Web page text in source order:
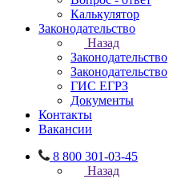
Калькулятор
Законодательство
Назад
Законодательство
Законодательство
ГИС ЕГРЗ
Документы
Контакты
Вакансии
8 800 301-03-45
Назад